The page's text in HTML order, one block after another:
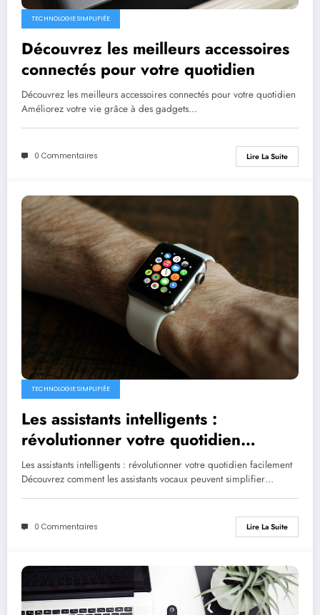
TECHNOLOGIE SIMPLIFIÉE
Découvrez les meilleurs accessoires
connectés pour votre quotidien
Découvrez les meilleurs accessoires connectés pour votre quotidien
Améliorez votre vie grâce à des gadgets…
0 Commentaires Lire La Suite
TECHNOLOGIE SIMPLIFIÉE
Les assistants intelligents :
révolutionner votre quotidien
facilement
Les assistants intelligents : révolutionner votre quotidien facilement
Découvrez comment les assistants vocaux peuvent simplifier…
0 Commentaires Lire La Suite